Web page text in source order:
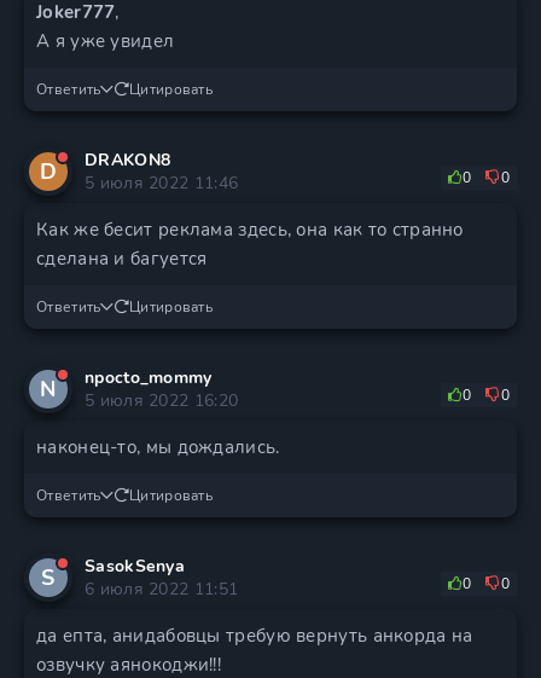
Joker777,
А я уже увидел
Ответить Цитировать
D
DRAKON8
5 июля 2022 11:46
0 0
Как же бесит реклама здесь, она как то странно
сделана и багуется
Ответить Цитировать
N
npocto_mommy
5 июля 2022 16:20
0 0
наконец-то, мы дождались.
Ответить Цитировать
S
SasokSenya
6 июля 2022 11:51
0 0
да епта, анидабовцы требую вернуть анкорда на
озвучку аянокоджи!!!